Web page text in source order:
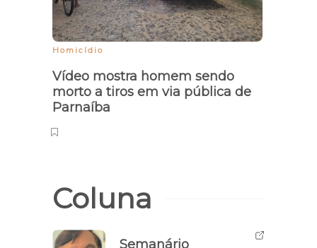
Homicídio
Vídeo mostra homem sendo
morto a tiros em via pública de
Parnaíba
Coluna
Semanário